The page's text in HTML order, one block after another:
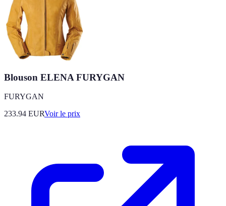
Blouson ELENA FURYGAN
FURYGAN
233.94 EURVoir le prix